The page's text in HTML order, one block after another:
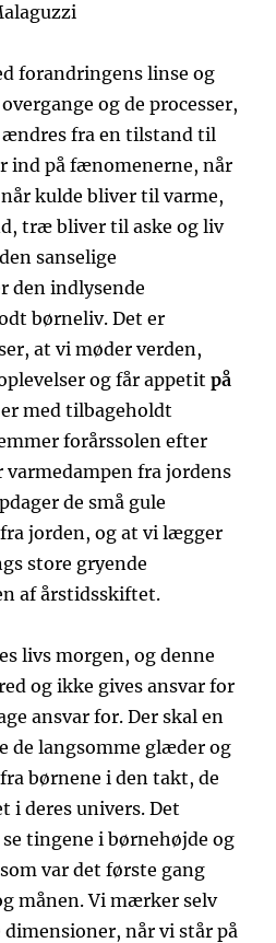
forandringens linse og
og de processer,
fra en tilstand til
ind på fænomenerne, når
kulde bliver til varme,
træ bliver til aske og liv
sanselige
den indlysende
børneliv. Det er
at vi møder verden,
og får appetitpå
med tilbageholdt
forårssolen efter
fra jordens
de små gule
jorden, og at vi lægger
store gryende
af årstidsskiftet.
livs morgen, og denne
og ikke gives ansvar for
ansvar for. Der skal en
de langsomme glæder og
børnene i den takt, de
i deres univers. Det
tingene i børnehøjde og
var det første gang
månen. Vi mærker selv
dimensioner, når vi står på